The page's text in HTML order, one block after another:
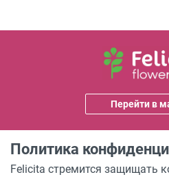
Перейти в
Политика
Felicita стремится защищать